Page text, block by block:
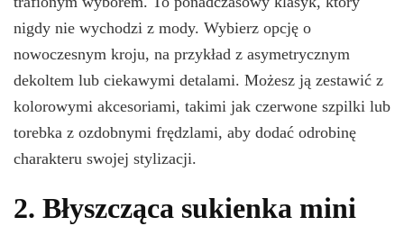
nigdy nie wychodzi z mody. Wybierz opcję o
nowoczesnym kroju, na przykład z asymetrycznym
dekoltem lub ciekawymi detalami. Możesz ją zestawić z
kolorowymi akcesoriami, takimi jak czerwone szpilki lub
torebka z ozdobnymi frędzlami, aby dodać odrobinę
charakteru swojej stylizacji.
2. Błyszcząca sukienka mini